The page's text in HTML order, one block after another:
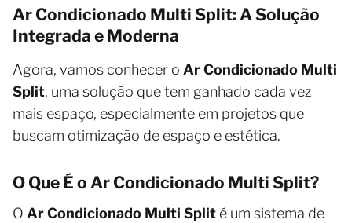
Ar Condicionado Multi Split: A Solução
Integrada e Moderna
Agora, vamos conhecer o Ar Condicionado Multi
Split, uma solução que tem ganhado cada vez
mais espaço, especialmente em projetos que
buscam otimização de espaço e estética.
O Que É o Ar Condicionado Multi Split?
O Ar Condicionado Multi Split é um sistema de